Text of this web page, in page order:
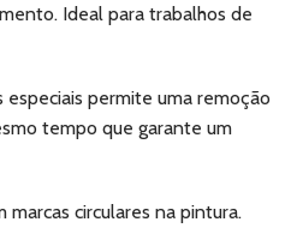
Ideal para trabalhos de
permite uma remoção
tempo que garante um
circulares na pintura.